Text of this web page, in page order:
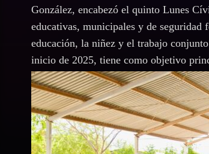
González, encabezó el quinto Lunes
educativas, municipales y de
educación, la niñez y el trabajo
inicio de 2025, tiene como objetivo